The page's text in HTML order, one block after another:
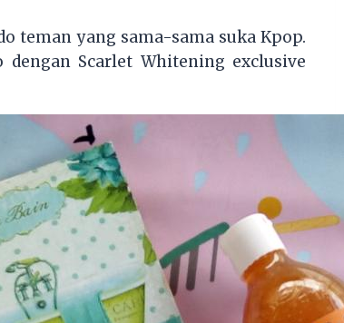
teman yang sama-sama suka Kpop.
Scarlet Whitening exclusive